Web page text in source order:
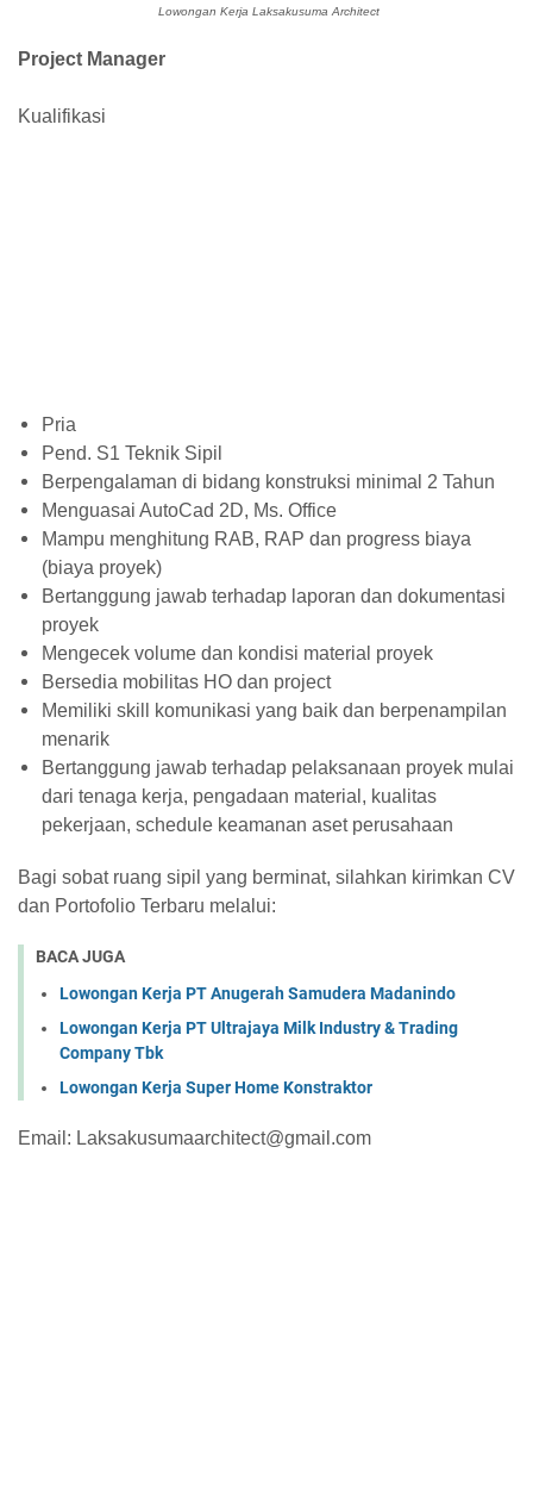
Lowongan Kerja Laksakusuma Architect
Project Manager
Kualifikasi
Pria
Pend. S1 Teknik Sipil
Berpengalaman di bidang konstruksi minimal 2 Tahun
Menguasai AutoCad 2D, Ms. Office
Mampu menghitung RAB, RAP dan progress biaya
(biaya proyek)
Bertanggung jawab terhadap laporan dan dokumentasi
proyek
Mengecek volume dan kondisi material proyek
Bersedia mobilitas HO dan project
Memiliki skill komunikasi yang baik dan berpenampilan
menarik
Bertanggung jawab terhadap pelaksanaan proyek mulai
dari tenaga kerja, pengadaan material, kualitas
pekerjaan, schedule keamanan aset perusahaan
Bagi sobat ruang sipil yang berminat, silahkan kirimkan CV
dan Portofolio Terbaru melalui:
BACA JUGA
Lowongan Kerja PT Anugerah Samudera Madanindo
Lowongan Kerja PT Ultrajaya Milk Industry & Trading
Company Tbk
Lowongan Kerja Super Home Konstraktor
Email: Laksakusumaarchitect@gmail.com